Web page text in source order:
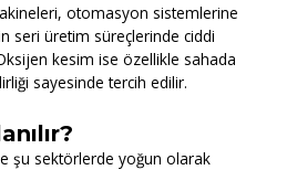
otomasyon sistemlerine
seri üretim süreçlerinde ciddi
kesim ise özellikle sahada
sayesinde tercih edilir.
şu sektörlerde yoğun olarak